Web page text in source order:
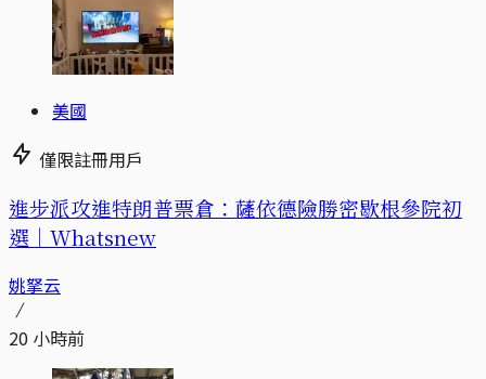
美國
僅限註冊用戶
進步派攻進特朗普票倉：薩依德險勝密歇根參院初
選｜Whatsnew
姚拏云
20 小時前